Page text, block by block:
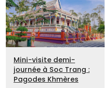
Mini-visite demi-
journée à Soc Trang :
Pagodes Khmères